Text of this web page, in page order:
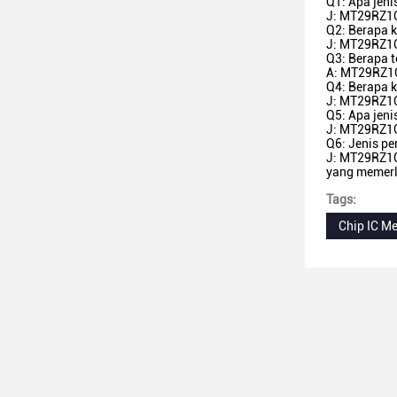
J:
Q2: Berapa
J:
Q3: Berapa
A:
Q4: Berapa
J:
Q5: Apa
J:
Q6: Jenis
J:
yang
Tags:
Chip IC